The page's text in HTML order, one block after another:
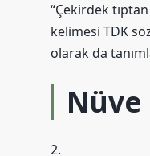
“Çekirdek
kelimesi TDK
olarak da
2.